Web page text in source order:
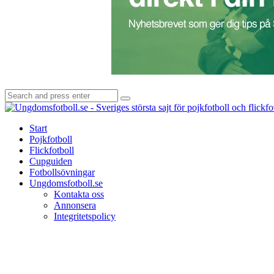
Search
for:
Search
Start
Pojkfotboll
Flickfotboll
Cupguiden
Fotbollsövningar
Ungdomsfotboll.se
Kontakta oss
Annonsera
Integritetspolicy